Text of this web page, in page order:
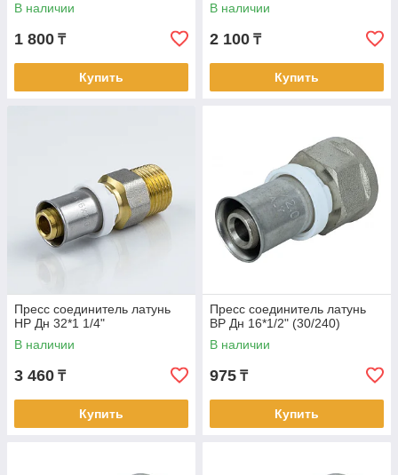
В наличии
1 800 ₸
Купить
В наличии
2 100 ₸
Купить
Пресс соединитель латунь
НР Дн 32*1 1/4"
В наличии
3 460 ₸
Купить
Пресс соединитель латунь
ВР Дн 16*1/2" (30/240)
В наличии
975 ₸
Купить